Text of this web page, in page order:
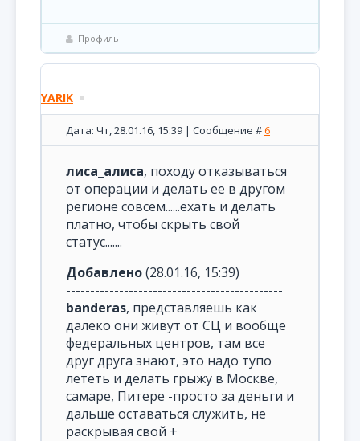
Профиль
YARIK
Дата: Чт, 28.01.16, 15:39 | Сообщение #6
лиса_алиса, походу отказываться
от операции и делать ее в другом
регионе совсем......ехать и делать
платно, чтобы скрыть свой
статус.......
Добавлено(28.01.16, 15:39)
---------------------------------------------
banderas, представляешь как
далеко они живут от СЦ и вообще
федеральных центров, там все
друг друга знают, это надо тупо
лететь и делать грыжу в Москве,
самаре, Питере -просто за деньги и
дальше оставаться служить, не
раскрывая свой +